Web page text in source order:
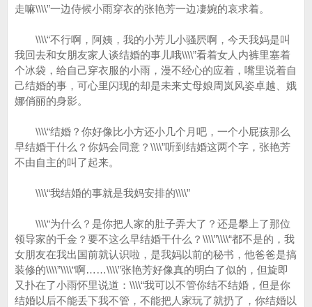
走嘛\\\\”一边侍候小雨穿衣的张艳芳一边凄婉的哀求着。
\\\\“不行啊，阿姨，我的小芳儿小骚屄啊，今天我妈是叫
我回去和女朋友家人谈结婚的事儿哦\\\\”看着女人内裤里塞着
个冰袋，给自己穿衣服的小雨，漫不经心的应着，嘴里说着自
己结婚的事，可心里闪现的却是未来丈母娘周岚风姿卓越、娥
娜俏丽的身影。
\\\\“结婚？你好像比小方还小几个月吧，一个小屁孩那么
早结婚干什么？你妈会同意？\\\\”听到结婚这两个字，张艳芳
不由自主的叫了起来。
\\\\“我结婚的事就是我妈安排的\\\\”
\\\\“为什么？是你把人家的肚子弄大了？还是攀上了那位
领导家的千金？要不这么早结婚干什么？\\\\”\\\\“都不是的，我
女朋友在我出国前就认识啦，是我妈以前的秘书，他爸爸是搞
装修的\\\\”\\\\“啊……\\\\”张艳芳好像真的明白了似的，但旋即
又扑在了小雨怀里说道：\\\\“我可以不管你结不结婚，但是你
结婚以后不能丢下我不管，不能把人家玩了就扔了，你结婚以